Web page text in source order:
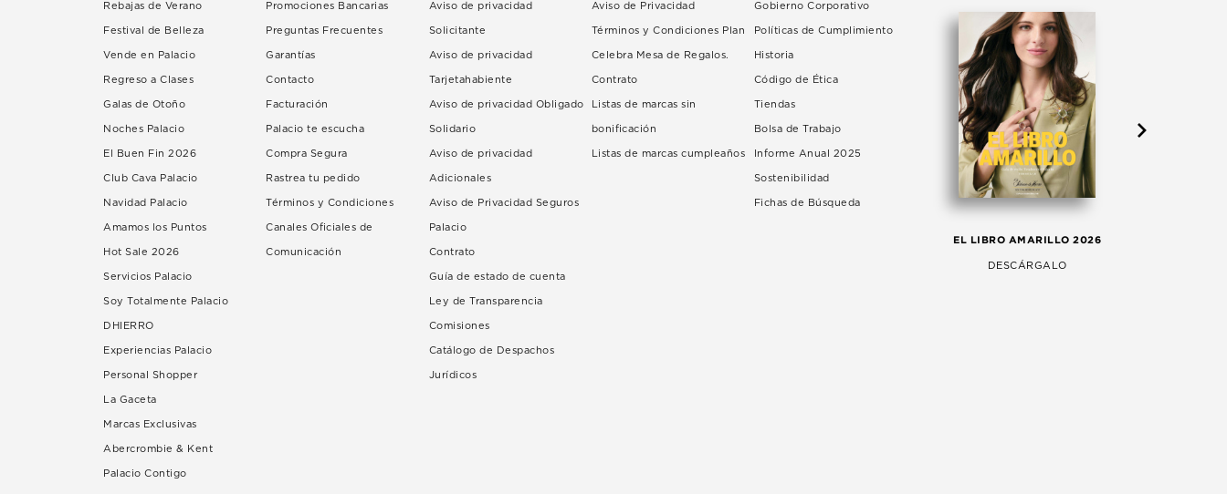
Rebajas de Verano
Festival de Belleza
Vende en Palacio
Regreso a Clases
Galas de Otoño
Noches Palacio
El Buen Fin 2026
Club Cava Palacio
Navidad Palacio
Amamos los Puntos
Hot Sale 2026
Servicios Palacio
Soy Totalmente Palacio
DHIERRO
Experiencias Palacio
Personal Shopper
La Gaceta
Marcas Exclusivas
Abercrombie & Kent
Palacio Contigo
Promociones Bancarias
Preguntas Frecuentes
Garantías
Contacto
Facturación
Palacio te escucha
Compra Segura
Rastrea tu pedido
Términos y Condiciones
Canales Oficiales de
Comunicación
Aviso de privacidad
Solicitante
Aviso de privacidad
Tarjetahabiente
Aviso de privacidad Obligado
Solidario
Aviso de privacidad
Adicionales
Aviso de Privacidad Seguros
Palacio
Contrato
Guía de estado de cuenta
Ley de Transparencia
Comisiones
Catálogo de Despachos
Jurídicos
Aviso de Privacidad
Términos y Condiciones Plan
Celebra Mesa de Regalos.
Contrato
Listas de marcas sin
bonificación
Listas de marcas cumpleaños
Gobierno Corporativo
Políticas de Cumplimiento
Historia
Código de Ética
Tiendas
Bolsa de Trabajo
Informe Anual 2025
Sostenibilidad
Fichas de Búsqueda
EL LIBRO AMARILLO 2026
DESCÁRGALO